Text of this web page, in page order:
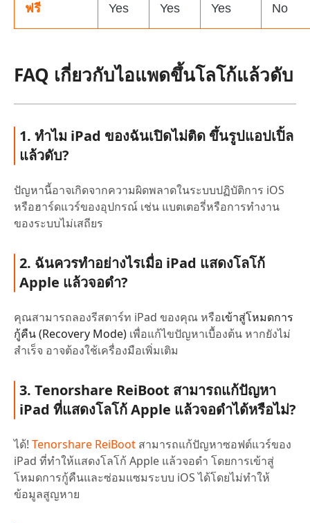
ฟรี Yes Yes Yes No
FAQ เกี่ยวกับไอแพดขึ้นโลโก้แล้วดับ
1. ทำไม iPad ของฉันเปิดไม่ติด ขึ้นรูปแอปเปิ้ล
แล้วดับ?
ปัญหานี้อาจเกิดจากความผิดพลาดในระบบปฏิบัติการ iOS
หรือฮาร์ดแวร์ของอุปกรณ์ เช่น แบตเตอรี่หรือการทำงาน
ของระบบไม่เสถียร
2. ฉันควรทำอย่างไรเมื่อ iPad แสดงโลโก้
Apple แล้วจอดำ?
คุณสามารถลองรีสตาร์ท iPad ของคุณ หรือเข้าสู่โหมดการ
กู้คืน (Recovery Mode) เพื่อแก้ไขปัญหาเบื้องต้น หากยังไม่
สำเร็จ อาจต้องใช้เครื่องมือเพิ่มเติม
3. Tenorshare ReiBoot สามารถแก้ปัญหา
iPad ที่แสดงโลโก้ Apple แล้วจอดำได้หรือไม่?
ได้! Tenorshare ReiBoot สามารถแก้ปัญหาซอฟต์แวร์ของ
iPad ที่ทำให้แสดงโลโก้ Apple แล้วจอดำ โดยการเข้าสู่
โหมดการกู้คืนและซ่อมแซมระบบ iOS ได้โดยไม่ทำให้
ข้อมูลสูญหาย